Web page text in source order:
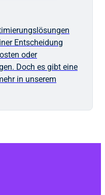
Entscheidung
oder
Doch es gibt eine
in unserem